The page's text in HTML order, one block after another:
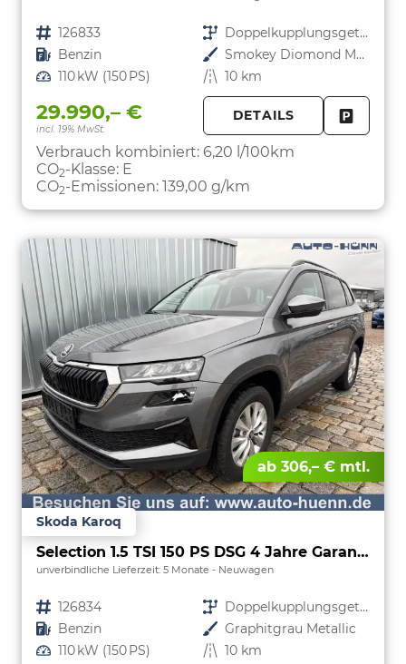
Fahrzeugnr. 126833 Getriebe
Doppelkupplungsgetriebe (DSG)
Kraftstoff Benzin Außenfarbe
Smokey Diomond Metallic
Leistung 110 kW (150 PS) Kilometerstand 10 km
29.990,– €
incl. 19% MwSt.
DETAILS
Verbrauch kombiniert: 6,20 l/100km
CO2-Klasse: E
CO2-Emissionen: 139,00 g/km
ab 306,– € mtl.
Skoda Karoq
Selection 1.5 TSI 150 PS DSG 4 Jahre Garantie-Anhängerkupplung-Keyless Start-AppleCarPlay-AndroidAuto-Sunset-Tempomat-2-Zonen-Klima-16''Alu
unverbindliche Lieferzeit: 5 Monate Neuwagen
Fahrzeugnr. 126834 Getriebe
Doppelkupplungsgetriebe (DSG)
Kraftstoff Benzin Außenfarbe Graphitgrau Metallic
Leistung 110 kW (150 PS) Kilometerstand 10 km